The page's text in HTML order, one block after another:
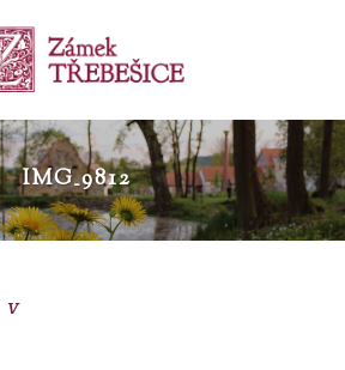
IMG_9812
V